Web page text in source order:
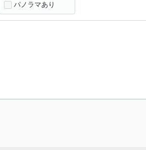
パノラマあり